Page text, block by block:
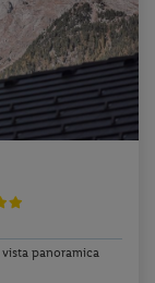
panoramica